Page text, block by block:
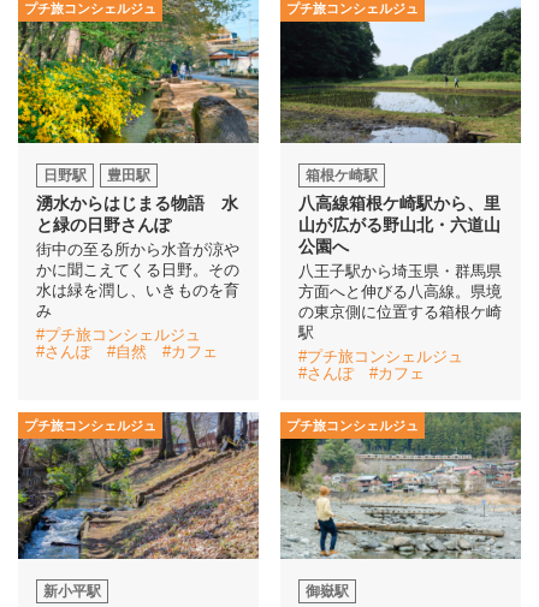
おしらせ
駅から探す
プチ旅コンシェルジュ
日野駅 豊田駅
湧水からはじまる物語 水
と緑の日野さんぽ
街中の至る所から水音が涼や
かに聞こえてくる日野。その
水は緑を潤し、いきものを育
み
#プチ旅コンシェルジュ
#さんぽ
#自然 #カフェ
プチ旅コンシェルジュ
箱根ケ崎駅
八高線箱根ケ崎駅から、里
山が広がる野山北・六道山
公園へ
八王子駅から埼玉県・群馬県
方面へと伸びる八高線。県境
の東京側に位置する箱根ケ崎
駅
#プチ旅コンシェルジュ
#さんぽ
#カフェ
プチ旅コンシェルジュ
新小平駅
プチ旅コンシェルジュ
御嶽駅